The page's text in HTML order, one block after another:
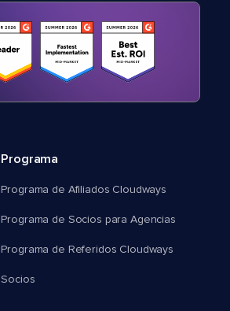
Programa
Programa de Afiliados Cloudways
Programa de Socios para Agencias
Programa de Referidos Cloudways
Socios